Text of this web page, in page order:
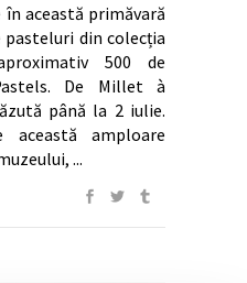
în această primăvară
din colecția
500 de
De Millet à
până la 2 iulie.
această amploare